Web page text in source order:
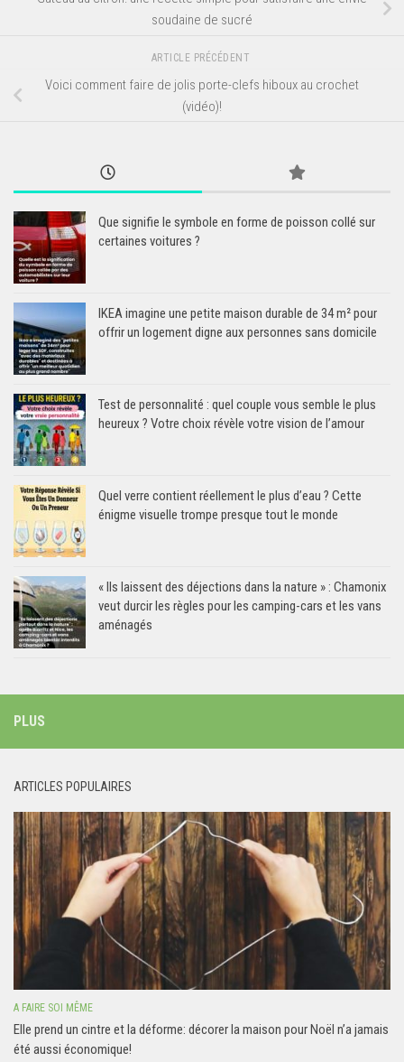
soudaine de sucré
ARTICLE PRÉCÉDENT
Voici comment faire de jolis porte-clefs hiboux au crochet
(vidéo)!
Que signifie le symbole en forme de poisson collé sur
certaines voitures ?
IKEA imagine une petite maison durable de 34 m² pour
offrir un logement digne aux personnes sans domicile
Test de personnalité : quel couple vous semble le plus
heureux ? Votre choix révèle votre vision de l’amour
Quel verre contient réellement le plus d’eau ? Cette
énigme visuelle trompe presque tout le monde
« Ils laissent des déjections dans la nature » : Chamonix
veut durcir les règles pour les camping-cars et les vans
aménagés
PLUS
ARTICLES POPULAIRES
A FAIRE SOI MÊME
Elle prend un cintre et la déforme: décorer la maison pour Noël n’a jamais
été aussi économique!